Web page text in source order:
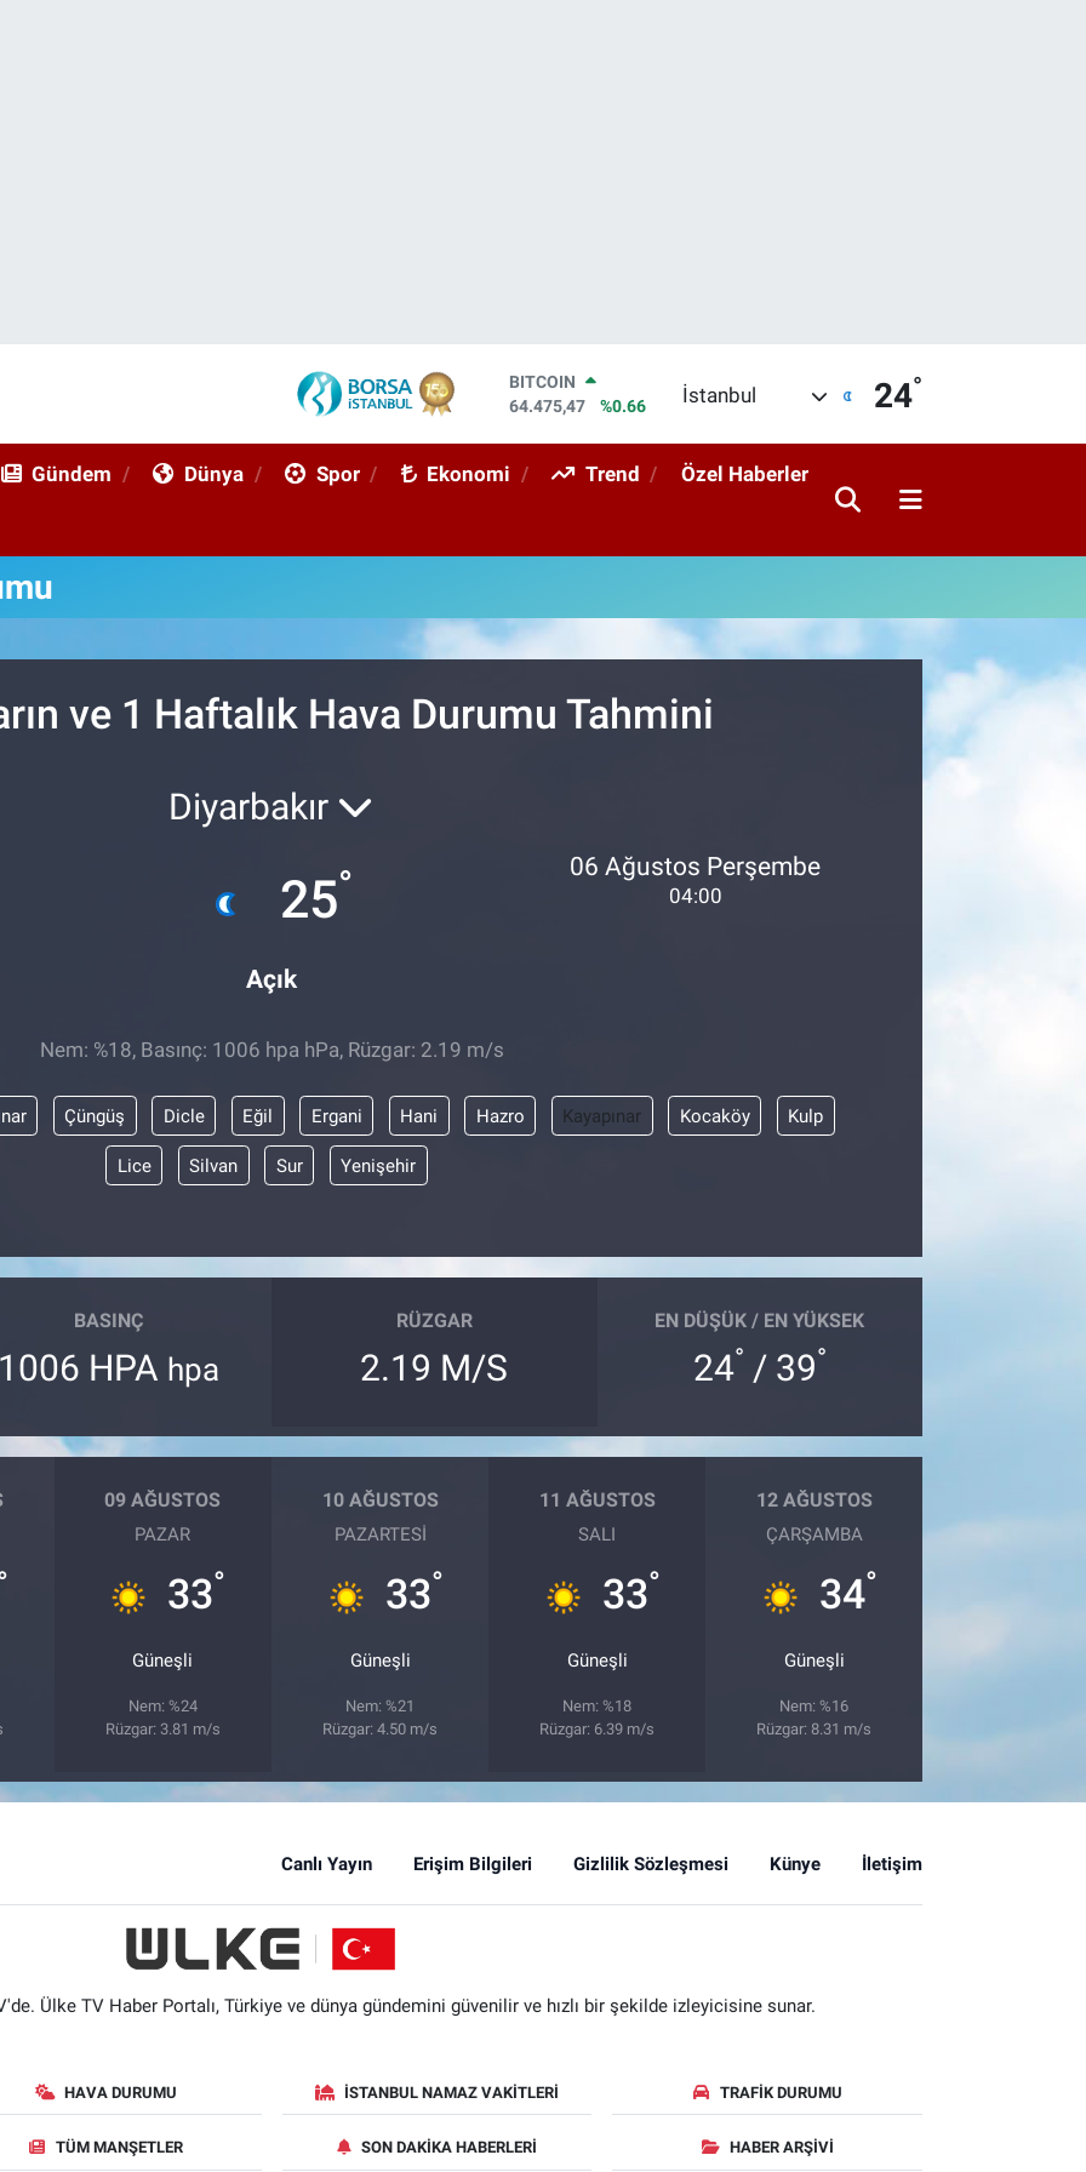
BITCOIN
64.475,47
%0.66
EURO
BİST100
13.703
İstanbul 24°
Gündem Dünya Spor Ekonomi Trend Özel Haberler
ve 1 Haftalık Hava Durumu Tahmini
Diyarbakır
25°
Açık
06 Ağustos Perşembe
04:00
Nem: %18, Basınç: 1006 hpa hPa, Rüzgar: 2.19 m/s
Çüngüş Dicle Eğil Ergani Hani Hazro Kayapınar Kocaköy Kulp
Lice Silvan Sur Yenişehir
BASINÇ
1006 HPA hpa
RÜZGAR
2.19 M/S
EN DÜŞÜK / EN YÜKSEK
24° / 39°
09 AĞUSTOS
PAZAR
33°
Güneşli
Nem: %24
Rüzgar: 3.81 m/s
10 AĞUSTOS
PAZARTESI
33°
Güneşli
Nem: %21
Rüzgar: 4.50 m/s
11 AĞUSTOS
SALI
33°
Güneşli
Nem: %18
Rüzgar: 6.39 m/s
12 AĞUSTOS
ÇARŞAMBA
34°
Güneşli
Nem: %16
Rüzgar: 8.31 m/s
Canlı Yayın Erişim Bilgileri Gizlilik Sözleşmesi Künye İletişim
Ülke TV Haber Portalı, Türkiye ve dünya gündemini güvenilir ve hızlı bir şekilde izleyicisine sunar.
HAVA DURUMU İSTANBUL NAMAZ VAKITLERI TRAFIK DURUMU
TÜM MANŞETLER SON DAKIKA HABERLERI HABER ARŞIVI